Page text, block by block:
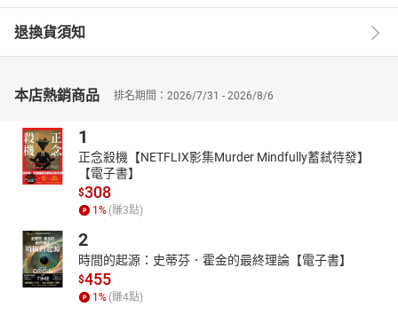
舞台劇作品：《這一夜，誰來說相聲》、《紅色的天空》、《戀馬
狂》、《廚房鬧劇》、《推銷員之死》、《非要住院》、《回頭是
《恐怖分子》《暗戀桃花源》、《飛俠阿達》、《我愛瑪莉》
客》、《田教授家的28個保姆》、《新龍門客棧》、《倚天屠龍
記》、《碧海情天》、《春去春又回》、《笑傲江湖》、《絕代雙
驕》、《神雕俠侶》、《讓愛重來》
廣告片作品：「柯尼卡相紙它抓得住我」系列。
40 老師真有意思
41 我看過奇人異士：徒手打虎！
42 形容不清的浪漫西門町
退換貨須知
本店熱銷商品 排名期間：2026/7/31 - 2026/8/6
1
正念殺機【NETFLIX影集Murder Mindfully蓄弒待發】
【電子書】
$308
1 % (賺3點)
2
時間的起源：史蒂芬．霍金的最終理論【電子書】
$455
1 % (賺4點)